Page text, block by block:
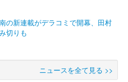
の新連載がデラコミで開幕、田村
切りも
ニュースを全て見る >>